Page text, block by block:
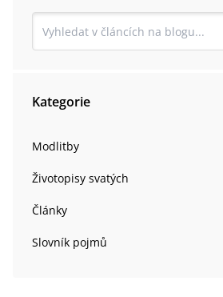
Kategorie
Modlitby
Životopisy svatých
Články
Slovník pojmů